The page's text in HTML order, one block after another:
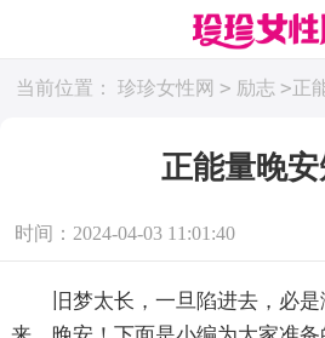
当前位置： 珍珍女性网 > 励志 >正
正能量晚
时间：2024-04-03 11:01:40
旧梦太长，一旦陷进去，必是